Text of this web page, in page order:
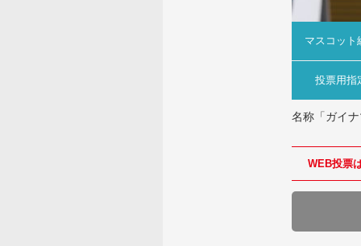
マスコット
投票用指
名称「ガイ
WEB投票